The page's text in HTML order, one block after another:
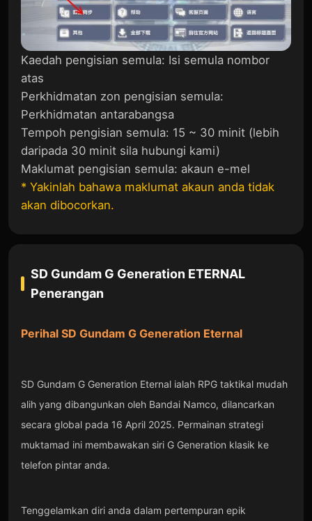
Kaedah pengisian semula: Isi semula nombor
atas
Perkhidmatan zon pengisian semula:
Perkhidmatan antarabangsa
Tempoh pengisian semula: 15 ~ 30 minit (lebih
daripada 30 minit sila hubungi kami)
Maklumat pengisian semula: akaun e-mel
* Yakinlah bahawa maklumat akaun anda tidak
akan dibocorkan.
SD Gundam G Generation ETERNAL
Penerangan
Perihal SD Gundam G Generation Eternal
SD Gundam G Generation Eternal ialah RPG taktikal mudah
alih yang dibangunkan oleh Bandai Namco, dilancarkan
secara global pada 16 April 2025. Permainan strategi
muktamad ini membawakan siri G Generation klasik ke
telefon pintar anda.
Tenggelamkan diri anda dalam pertempuran epik